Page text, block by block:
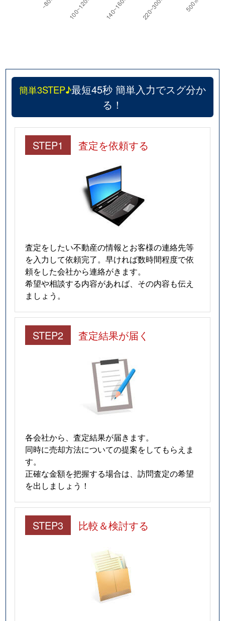
簡単3STEP♪最短45秒 簡単入力でスグ分か
る！
STEP1 査定を依頼する
査定をしたい不動産の情報とお客様の連絡先等
を入力して依頼完了。早ければ数時間程度で依
頼をした会社から連絡がきます。
希望や相談する内容があれば、その内容も伝え
ましょう。
STEP2 査定結果が届く
各会社から、査定結果が届きます。
同時に売却方法についての提案をしてもらえま
す。
正確な金額を把握する場合は、訪問査定の希望
を出しましょう！
STEP3 比較＆検討する